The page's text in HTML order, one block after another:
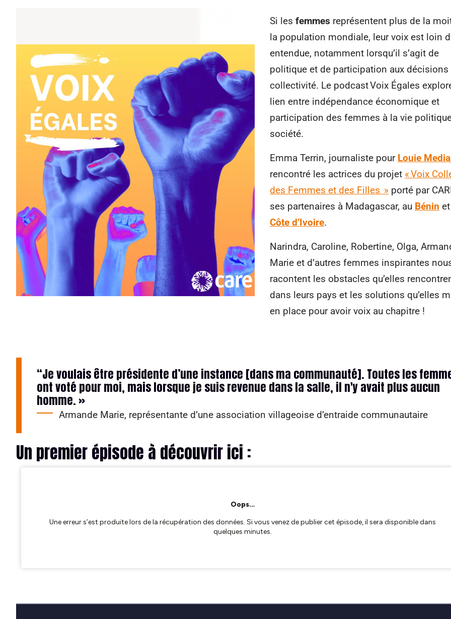
Si lesfemmes représentent plus de la
la population mondiale, leur voix est loin
entendue, notamment lorsqu’il s’agit de
politique et de participation aux décisions
collectivité. Le podcast Voix Égales
lien entre indépendance économique et
participation des femmes à la vie
société.
Emma Terrin, journaliste pour Louie Media
rencontré les actrices du projet « Voix
des Femmes et des Filles » porté par
ses partenaires à Madagascar, au Bénin
Côte d’Ivoire.
Narindra, Caroline, Robertine, Olga,
Marie et d’autres femmes inspirantes
racontent les obstacles qu’elles
dans leurs pays et les solutions qu’elles
en place pour avoir voix au chapitre !
“Je voulais être présidente d’une instance [dans ma communauté]. Toutes les
ont voté pour moi, mais lorsque je suis revenue dans la salle, il n'y avait plus aucun
homme. »
Armande Marie, représentante d’une association villageoise d’entraide communautaire
Un premier épisode à découvrir ici :